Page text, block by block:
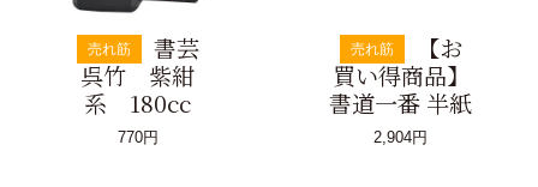
売れ筋
書芸
呉竹 紫紺
系 180cc
770円
売れ筋
【お
買い得商品】
書道一番 半紙
2,904円